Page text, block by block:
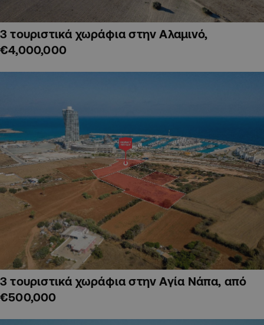
3 τουριστικά χωράφια στην Αλαμινό,
€4,000,000
3 τουριστικά χωράφια στην Αγία Νάπα, από
€500,000